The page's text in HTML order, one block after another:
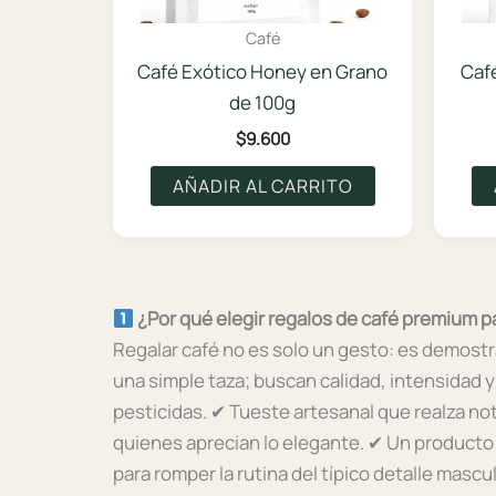
Café
Café Exótico Honey en Grano
de 100g
$9.600
AÑADIR AL CARRITO
¿Por qué elegir regalos de café premium
Regalar café no es solo un gesto: es
una simple taza; buscan calidad, intensidad
pesticidas. ✔ Tueste artesanal que realza
quienes aprecian lo elegante. ✔ Un
para romper la rutina del típico detalle